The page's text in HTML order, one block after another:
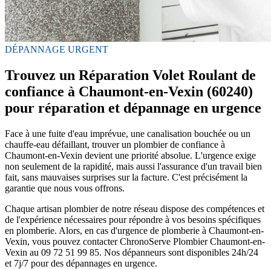
DÉPANNAGE URGENT
Trouvez un Réparation Volet Roulant de
confiance à Chaumont-en-Vexin (60240)
pour réparation et dépannage en urgence
Face à une fuite d'eau imprévue, une canalisation bouchée ou un
chauffe-eau défaillant, trouver un plombier de confiance à
Chaumont-en-Vexin devient une priorité absolue. L'urgence exige
non seulement de la rapidité, mais aussi l'assurance d'un travail bien
fait, sans mauvaises surprises sur la facture. C'est précisément la
garantie que nous vous offrons.
Chaque artisan plombier de notre réseau dispose des compétences et
de l'expérience nécessaires pour répondre à vos besoins spécifiques
en plomberie. Alors, en cas d'urgence de plomberie à Chaumont-en-
Vexin, vous pouvez contacter ChronoServe Plombier Chaumont-en-
Vexin au 09 72 51 99 85. Nos dépanneurs sont disponibles 24h/24
et 7j/7 pour des dépannages en urgence.